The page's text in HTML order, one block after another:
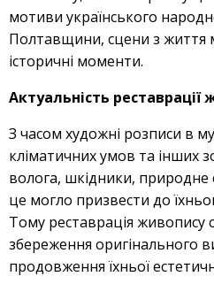
мотиви українського
Полтавщини, сцени з життя
історичні моменти.
Актуальність реставрації
З часом художні розписи в
кліматичних умов та інших
волога, шкідники, природне
це могло призвести до
Тому реставрація живопису
збереження оригінального
продовження їхньої